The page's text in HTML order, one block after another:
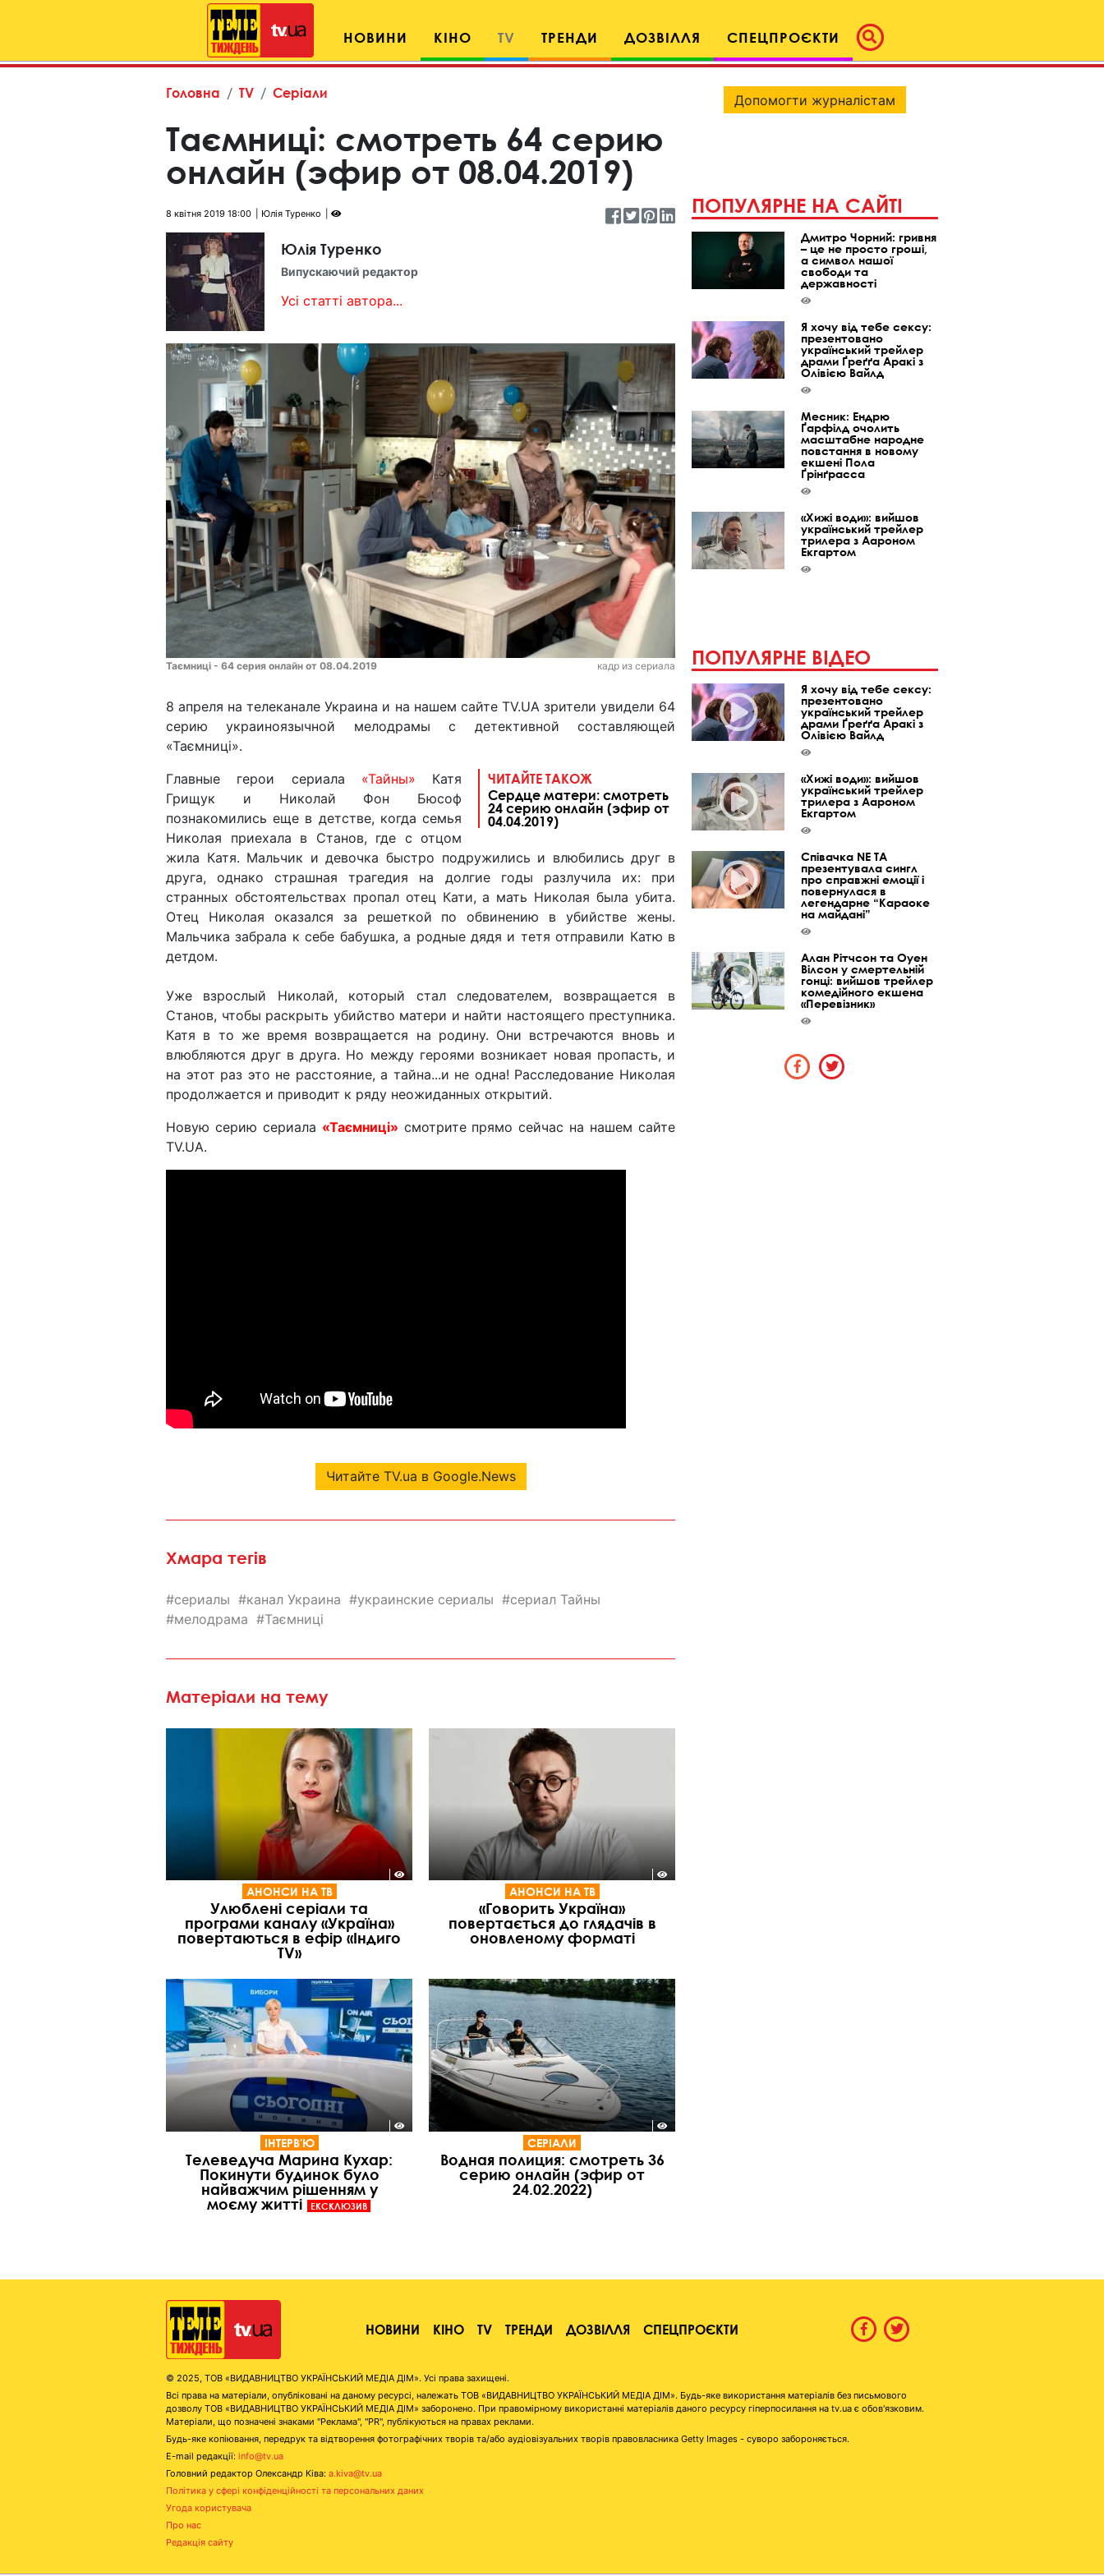
НОВИНИ КІНО TV ТРЕНДИ ДОЗВІЛЛЯ СПЕЦПРОЄКТИ
Головна TV Серіали
Таємниці: смотреть 64 серию
онлайн (эфир от 08.04.2019)
8 квітня 2019 18:00 Юлія Туренко
Юлія Туренко
Випускаючий редактор
Усі статті автора...
Таємниці - 64 серия онлайн от 08.04.2019 кадр из сериала
8 апреля на телеканале Украина и на нашем сайте TV.UA зрители увидели 64
серию украиноязычной мелодрамы с детективной составляющей
«Таємниці».
ЧИТАЙТЕ ТАКОЖ
Сердце матери: смотреть
24 серию онлайн (эфир от
04.04.2019)
Главные герои сериала «Тайны» Катя
Грищук и Николай Фон Бюсоф
познакомились еще в детстве, когда семья
Николая приехала в Станов, где с отцом
жила Катя. Мальчик и девочка быстро подружились и влюбились друг в
друга, однако страшная трагедия на долгие годы разлучила их: при
странных обстоятельствах пропал отец Кати, а мать Николая была убита.
Отец Николая оказался за решеткой по обвинению в убийстве жены.
Мальчика забрала к себе бабушка, а родные дядя и тетя отправили Катю в
детдом.
Уже взрослый Николай, который стал следователем, возвращается в
Станов, чтобы раскрыть убийство матери и найти настоящего преступника.
Катя в то же время возвращается на родину. Они встречаются вновь и
влюбляются друг в друга. Но между героями возникает новая пропасть, и
на этот раз это не расстояние, а тайна...и не одна! Расследование Николая
продолжается и приводит к ряду неожиданных открытий.
Новую серию сериала «Таємниці» смотрите прямо сейчас на нашем сайте
TV.UA.
Читайте TV.ua в Google.News
Хмара тегів
сериалы канал Украина украинские сериалы
сериал Тайны
мелодрама
Таємниці
Матеріали на тему
АНОНСИ НА ТВ
Улюблені серіали та
програми каналу «Україна»
повертаються в ефір «Індиго
TV»
АНОНСИ НА ТВ
«Говорить Україна»
повертається до глядачів в
оновленому форматі
ІНТЕРВ'Ю
Телеведуча Марина Кухар:
Покинути будинок було
найважчим рішенням у
моєму житті
ЕКСКЛЮЗИВ
СЕРІАЛИ
Водная полиция: смотреть 36
серию онлайн (эфир от
24.02.2022)
Допомогти журналістам
ПОПУЛЯРНЕ НА САЙТІ
Дмитро Чорний: гривня
– це не просто гроші,
а символ нашої
свободи та
державності
Я хочу від тебе сексу:
презентовано
український трейлер
драми Ґреґґа Аракі з
Олівією Вайлд
Месник: Ендрю
Ґарфілд очолить
масштабне народне
повстання в новому
екшені Пола
Ґрінґрасса
«Хижі води»: вийшов
український трейлер
трилера з Аароном
Екгартом
ПОПУЛЯРНЕ ВІДЕО
Я хочу від тебе сексу:
презентовано
український трейлер
драми Ґреґґа Аракі з
Олівією Вайлд
«Хижі води»: вийшов
український трейлер
трилера з Аароном
Екгартом
Співачка NE TA
презентувала сингл
про справжні емоції і
повернулася в
легендарне “Караоке
на майдані”
Алан Рітчсон та Оуен
Вілсон у смертельній
гонці: вийшов трейлер
комедійного екшена
«Перевізник»
НОВИНИ КІНО TV ТРЕНДИ ДОЗВІЛЛЯ СПЕЦПРОЄКТИ
© 2025, ТОВ «ВИДАВНИЦТВО УКРАЇНСЬКИЙ МЕДІА ДІМ». Усі права захищені.
Всі права на матеріали, опубліковані на даному ресурсі, належать ТОВ «ВИДАВНИЦТВО УКРАЇНСЬКИЙ МЕДІА ДІМ». Будь-яке використання матеріалів без письмового
дозволу ТОВ «ВИДАВНИЦТВО УКРАЇНСЬКИЙ МЕДІА ДІМ» заборонено. При правомірному використанні матеріалів даного ресурсу гіперпосилання на tv.ua є обов'язковим.
Матеріали, що позначені знаками "Реклама", "PR", публікуються на правах реклами.
Будь-яке копіювання, передрук та відтворення фотографічних творів та/або аудіовізуальних творів правовласника Getty Images - суворо забороняється.
E-mail редакції: info@tv.ua
Головний редактор Олександр Ківа: a.kiva@tv.ua
Політика у сфері конфіденційності та персональних даних
Угода користувача
Про нас
Редакція сайту